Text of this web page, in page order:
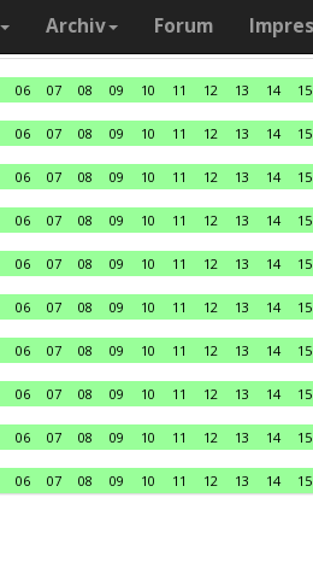
Archiv Forum
06 07 08 09 10 11 12 13 14 15
06 07 08 09 10 11 12 13 14 15
06 07 08 09 10 11 12 13 14 15
06 07 08 09 10 11 12 13 14 15
06 07 08 09 10 11 12 13 14 15
06 07 08 09 10 11 12 13 14 15
06 07 08 09 10 11 12 13 14 15
06 07 08 09 10 11 12 13 14 15
06 07 08 09 10 11 12 13 14 15
06 07 08 09 10 11 12 13 14 15